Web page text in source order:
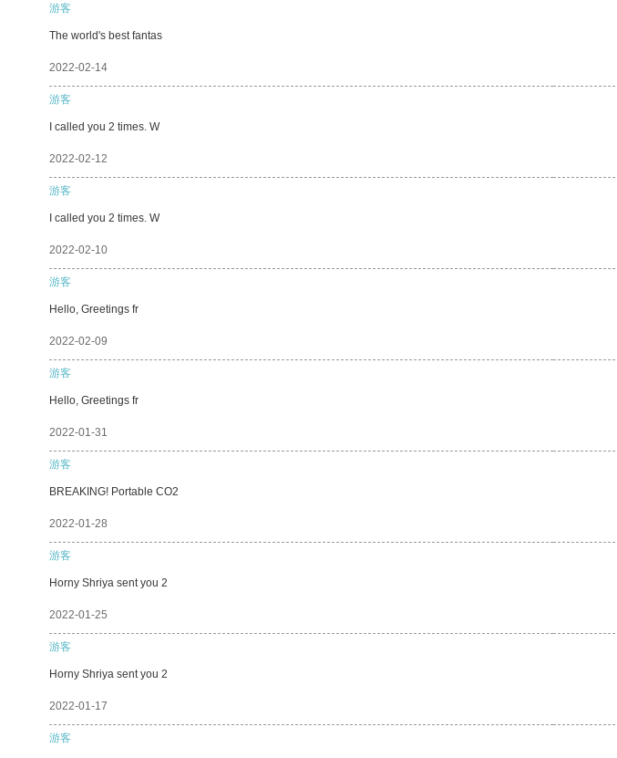
游客
The world's best fantas
2022-02-14
游客
I called you 2 times. W
2022-02-12
游客
I called you 2 times. W
2022-02-10
游客
Hello, Greetings fr
2022-02-09
游客
Hello, Greetings fr
2022-01-31
游客
BREAKING! Portable CO2
2022-01-28
游客
Horny Shriya sent you 2
2022-01-25
游客
Horny Shriya sent you 2
2022-01-17
游客